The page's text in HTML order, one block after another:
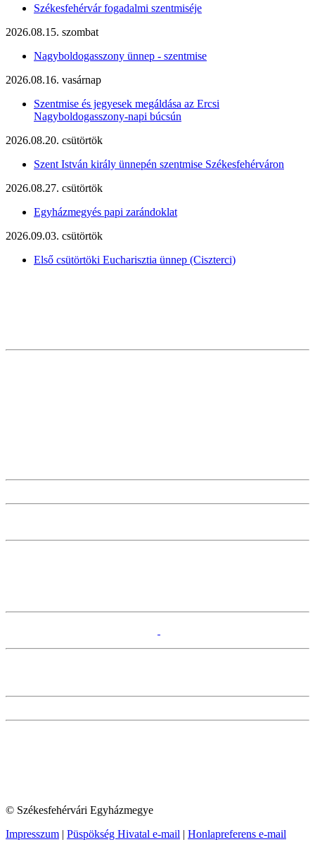
Székesfehérvár fogadalmi szentmiséje
2026.08.15. szombat
Nagyboldogasszony ünnep - szentmise
2026.08.16. vasárnap
Szentmise és jegyesek megáldása az Ercsi
Nagyboldogasszony-napi búcsún
2026.08.20. csütörtök
Szent István király ünnepén szentmise Székesfehérváron
2026.08.27. csütörtök
Egyházmegyés papi zarándoklat
2026.09.03. csütörtök
Első csütörtöki Eucharisztia ünnep (Ciszterci)
© Székesfehérvári Egyházmegye
Impresszum | Püspökség Hivatal e-mail | Honlapreferens e-mail